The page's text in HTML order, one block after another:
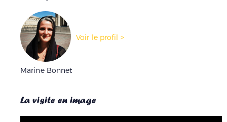
Voir le profil >
Marine Bonnet
La visite en image